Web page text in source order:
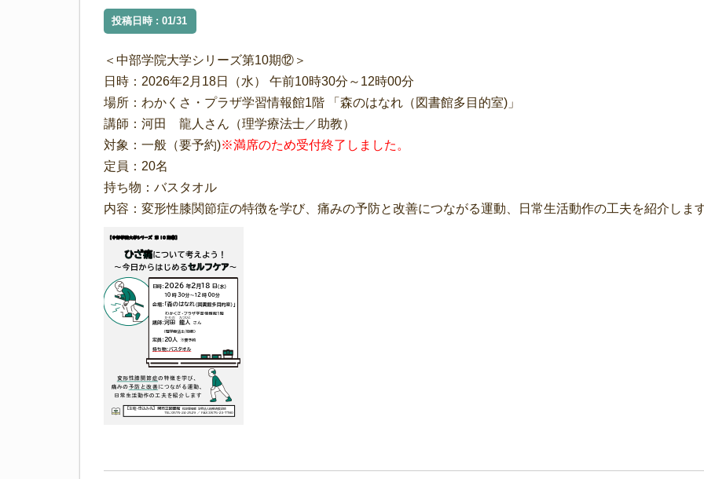
投稿日時 : 01/31
＜中部学院大学シリーズ第10期⑫＞
日時：2026年2月18日（水） 午前10時30分～12時00分
場所：わかくさ・プラザ学習情報館1階 「森のはなれ（図書館多目的室)」
講師：河田 龍人さん（理学療法士／助教）
対象：一般（要予約)※満席のため受付終了しました。
定員：20名
持ち物：バスタオル
内容：変形性膝関節症の特徴を学び、痛みの予防と改善につながる運動、日常生活動作の工夫を紹介しま